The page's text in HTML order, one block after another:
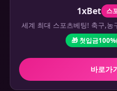
1xBet 스
세계 최대 스포츠베팅! 축구,농
🎁 첫입금
바로가